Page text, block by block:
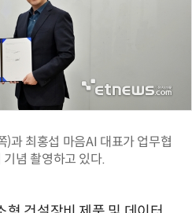
)과 최홍섭 마음AI 대표가 업무협
기념 촬영하고 있다.